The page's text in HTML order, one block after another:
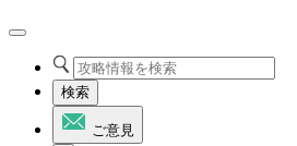
検索
ご意見